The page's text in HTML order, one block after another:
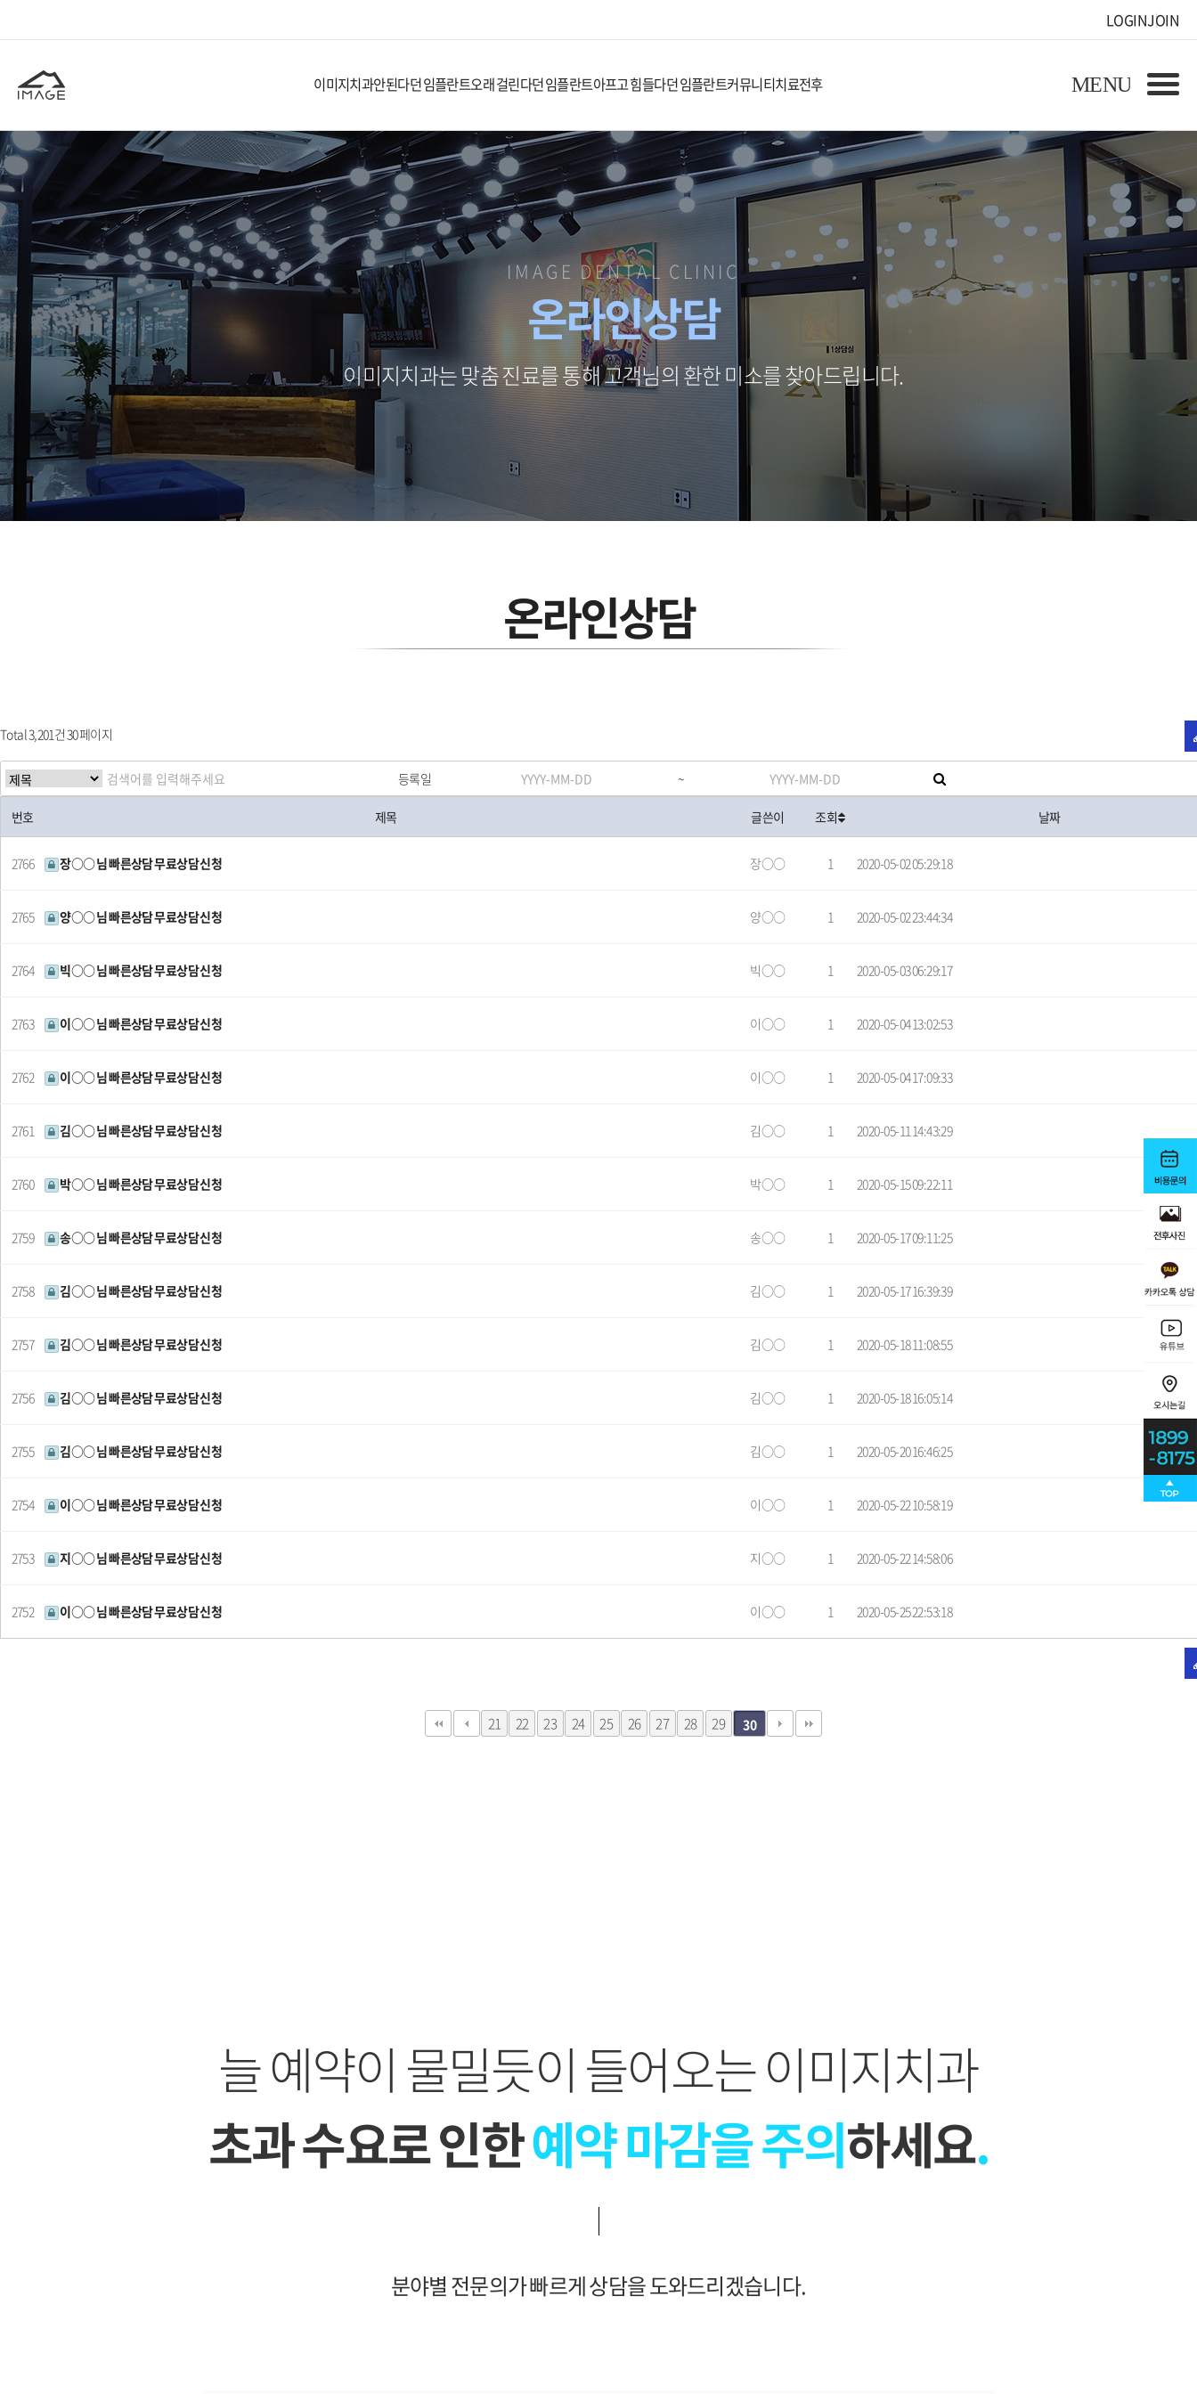
LOGINJOIN
이미지치과안된다던 임플란트오래 걸린다던 임플란트아프고 힘들다던 임플란트커뮤니티치료전후
IMAGE DENTAL CLINIC
온라인상담
이미지치과는 맞춤 진료를 통해 고객님의 환한 미소를 찾아드립니다.
온라인상담
Total 3,201건30 페이지
등록일 ~
번호 제목 글쓴이 조회 날짜
2766 장○○ 님 빠른상담 무료상담 신청 장○○ 1 2020-05-02 05:29:18
2765 양○○ 님 빠른상담 무료상담 신청 양○○ 1 2020-05-02 23:44:34
2764 빅○○ 님 빠른상담 무료상담 신청 빅○○ 1 2020-05-03 06:29:17
2763 이○○ 님 빠른상담 무료상담 신청 이○○ 1 2020-05-04 13:02:53
2762 이○○ 님 빠른상담 무료상담 신청 이○○ 1 2020-05-04 17:09:33
2761 김○○ 님 빠른상담 무료상담 신청 김○○ 1 2020-05-11 14:43:29
2760 박○○ 님 빠른상담 무료상담 신청 박○○ 1 2020-05-15 09:22:11
2759 송○○ 님 빠른상담 무료상담 신청 송○○ 1 2020-05-17 09:11:25
2758 김○○ 님 빠른상담 무료상담 신청 김○○ 1 2020-05-17 16:39:39
2757 김○○ 님 빠른상담 무료상담 신청 김○○ 1 2020-05-18 11:08:55
2756 김○○ 님 빠른상담 무료상담 신청 김○○ 1 2020-05-18 16:05:14
2755 김○○ 님 빠른상담 무료상담 신청 김○○ 1 2020-05-20 16:46:25
2754 이○○ 님 빠른상담 무료상담 신청 이○○ 1 2020-05-22 10:58:19
2753 지○○ 님 빠른상담 무료상담 신청 지○○ 1 2020-05-22 14:58:06
2752 이○○ 님 빠른상담 무료상담 신청 이○○ 1 2020-05-25 22:53:18
21 22 23 24 25 26 27 28 29 30
늘 예약이 물밀듯이 들어오는 이미지치과
초과 수요로 인한예약 마감을 주의하세요.
분야별 전문의가 빠르게 상담을 도와드리겠습니다.